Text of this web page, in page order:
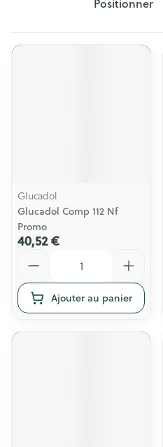
Trier par:
Glucadol
Glucadol Comp 112 Nf
Promo
40,52 €
Ajouter au panier